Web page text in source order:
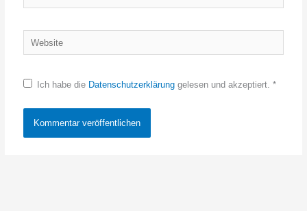
Mail-
Website
Ich habe die Datenschutzerklärunggelesen und akzeptiert. *